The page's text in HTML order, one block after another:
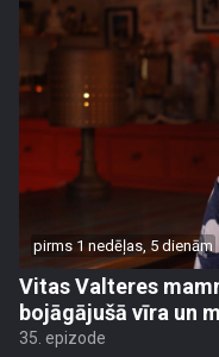
pirms 1 nedēļas, 5 dienām
Vitas Valteres
bojāgājušā vīra un
35. epizode